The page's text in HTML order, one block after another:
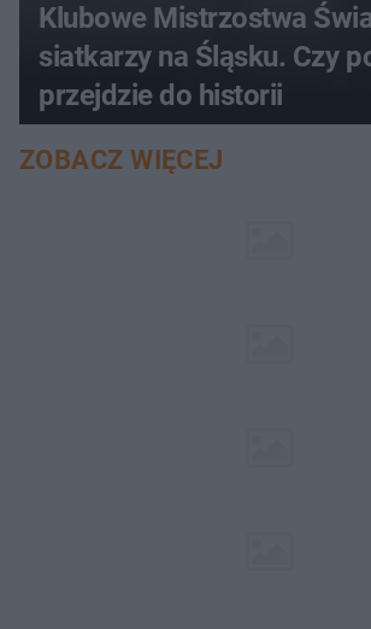
Klubowe Mistrzostwa
siatkarzy na Śląsku. Czy
przejdzie do historii
ZOBACZ WIĘCEJ